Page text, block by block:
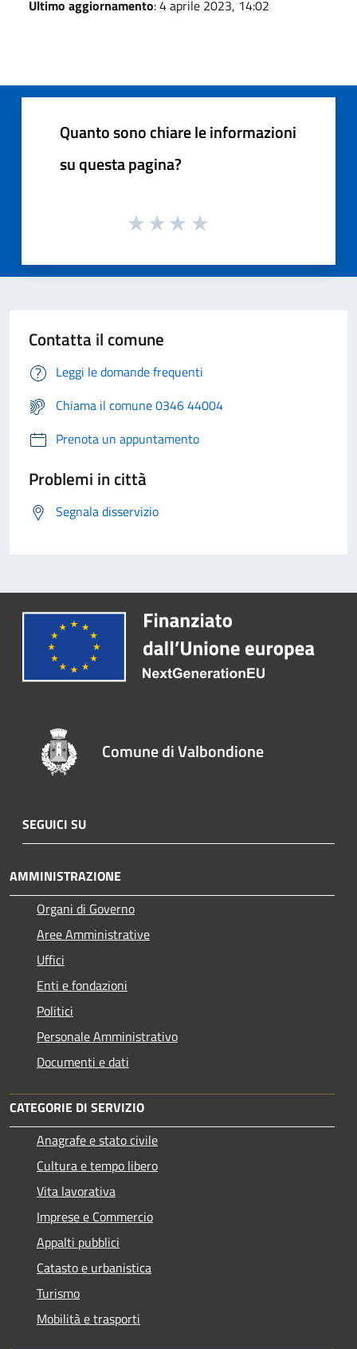
Ultimo aggiornamento: 4 aprile 2023, 14:02
Quanto sono chiare le informazioni
su questa pagina?
Contatta il comune
Leggi le domande frequenti
Chiama il comune 0346 44004
Prenota un appuntamento
Problemi in città
Segnala disservizio
Comune di Valbondione
SEGUICI SU
AMMINISTRAZIONE
Organi di Governo
Aree Amministrative
Uffici
Enti e fondazioni
Politici
Personale Amministrativo
Documenti e dati
CATEGORIE DI SERVIZIO
Anagrafe e stato civile
Cultura e tempo libero
Vita lavorativa
Imprese e Commercio
Appalti pubblici
Catasto e urbanistica
Turismo
Mobilità e trasporti